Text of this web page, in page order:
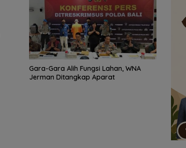
Gara-Gara Alih Fungsi Lahan, WNA
Jerman Ditangkap Aparat